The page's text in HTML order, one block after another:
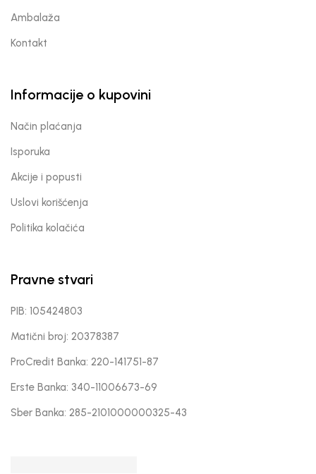
Ambalaža
Kontakt
Informacije o kupovini
Način plaćanja
Isporuka
Akcije i popusti
Uslovi korišćenja
Politika kolačića
Pravne stvari
PIB: 105424803
Matični broj: 20378387
ProCredit Banka: 220-141751-87
Erste Banka: 340-11006673-69
Sber Banka: 285-2101000000325-43